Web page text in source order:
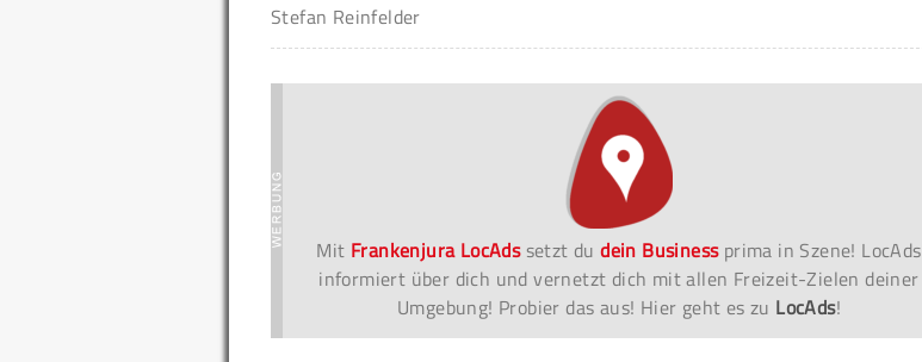
Stefan Reinfelder
Mit Frankenjura LocAdssetzt dudein Businessprima in Szene! LocAds
informiert über dich und vernetzt dich mit allen Freizeit-Zielen deiner
Umgebung! Probier das aus! Hier geht es zu LocAds!